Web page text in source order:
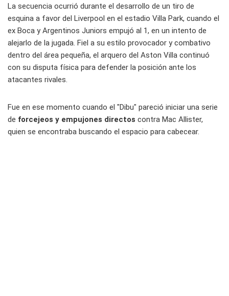
La secuencia ocurrió durante el desarrollo de un tiro de
esquina a favor del Liverpool en el estadio Villa Park, cuando el
ex Boca y Argentinos Juniors empujó al 1, en un intento de
alejarlo de la jugada. Fiel a su estilo provocador y combativo
dentro del área pequeña, el arquero del Aston Villa continuó
con su disputa física para defender la posición ante los
atacantes rivales.
Fue en ese momento cuando el "Dibu" pareció iniciar una serie
de forcejeos y empujones directos contra Mac Allister,
quien se encontraba buscando el espacio para cabecear.